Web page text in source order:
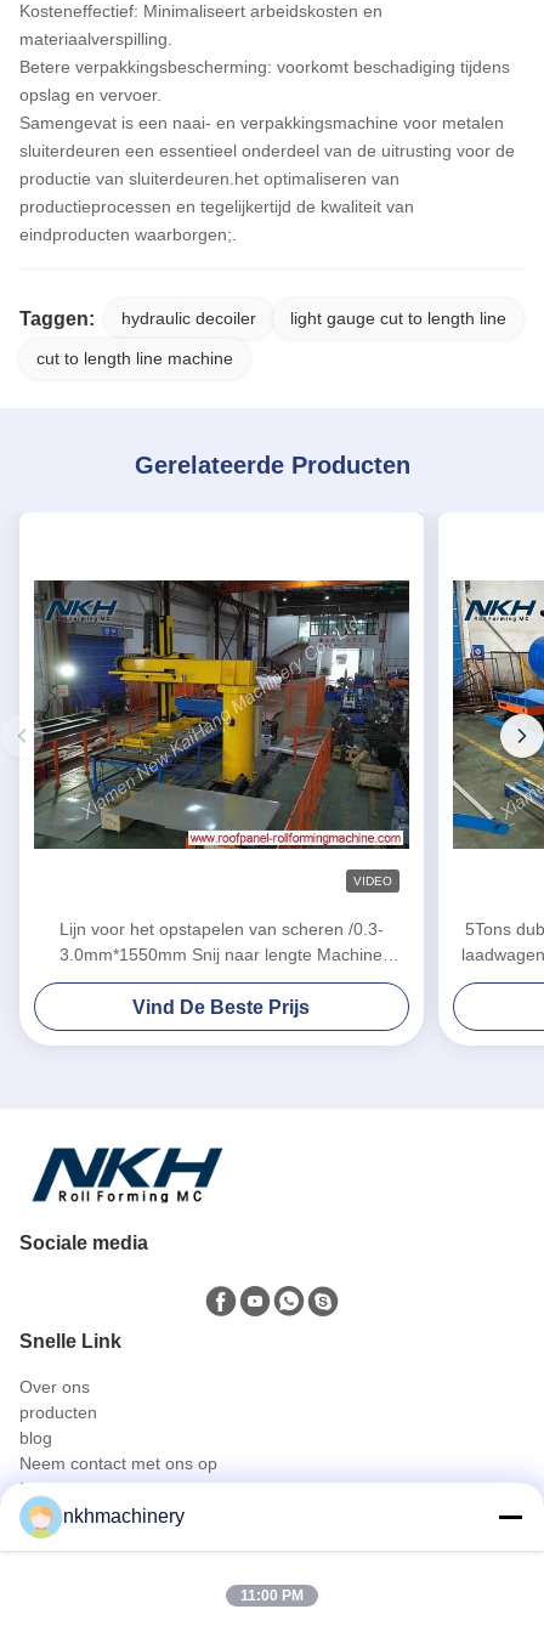
Kosteneffectief: Minimaliseert arbeidskosten en
materiaalverspilling.
Betere verpakkingsbescherming: voorkomt beschadiging tijdens
opslag en vervoer.
Samengevat is een naai- en verpakkingsmachine voor metalen
sluiterdeuren een essentieel onderdeel van de uitrusting voor de
productie van sluiterdeuren.het optimaliseren van
productieprocessen en tegelijkertijd de kwaliteit van
eindproducten waarborgen;.
Taggen: hydraulic decoiler light gauge cut to length line
cut to length line machine
Gerelateerde Producten
VIDEO
Lijn voor het opstapelen van scheren /0.3-
3.0mm*1550mm Snij naar lengte Machine
Customized Machine Automated Metal Sheet
Processing Line
Vind De Beste Prijs
5Tons
Sociale media
Snelle Link
Over ons
producten
blog
Neem contact met ons op
Producten
Dakpaneel rolvormen machine
Vloer dek rolvormen machine
bevindend naadbroodje dat machine vormt
nkhmachinery
11:00 PM